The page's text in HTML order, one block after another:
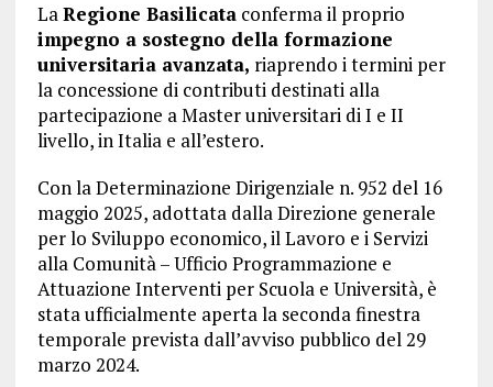
LaRegione Basilicataconferma il proprio
impegno a sostegno della formazione
universitaria avanzata, riaprendo i termini per
la concessione di contributi destinati alla
partecipazione a Master universitari di I e II
livello, in Italia e all’estero.
Con la Determinazione Dirigenziale n. 952 del 16
maggio 2025, adottata dalla Direzione generale
per lo Sviluppo economico, il Lavoro e i Servizi
alla Comunità – Ufficio Programmazione e
Attuazione Interventi per Scuola e Università, è
stata ufficialmente aperta la seconda finestra
temporale prevista dall’avviso pubblico del 29
marzo 2024.